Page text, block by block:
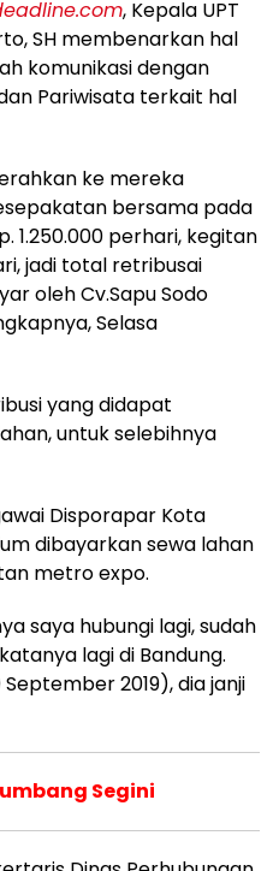
, Kepala UPT
SH membenarkan hal
komunikasi dengan
Pariwisata terkait hal
ke mereka
bersama pada
1.250.000 perhari, kegitan
jadi total retribusai
oleh Cv.Sapu Sodo
Selasa
yang didapat
untuk selebihnya
Disporapar Kota
dibayarkan sewa lahan
metro expo.
saya hubungi lagi, sudah
lagi di Bandung.
2019), dia janji
Segini